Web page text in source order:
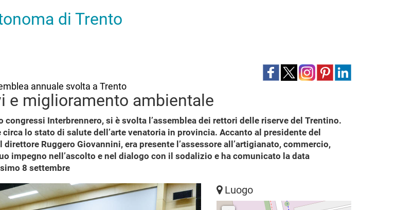
di Trento
annuale svolta a Trento
e miglioramento ambientale
Interbrennero, si è svolta l’assemblea dei rettori delle riserve del Trentino.
lo stato di salute dell’arte venatoria in provincia. Accanto al presidente del
Ruggero Giovannini, era presente l’assessore all’artigianato, commercio,
impegno nell’ascolto e nel dialogo con il sodalizio e ha comunicato la data
8 settembre
Luogo